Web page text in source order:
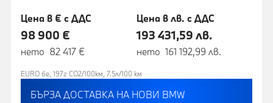
Цена в € с ДДС
98 900 €
нето 82 417 €
Цена в лв. с ДДС
193 431,59 лв.
нето 161 192,99 лв.
EURO 6e, 197г CO2/100км, 7.5л/100 км
БЪРЗА ДОСТАВКА НА НОВИ BMW